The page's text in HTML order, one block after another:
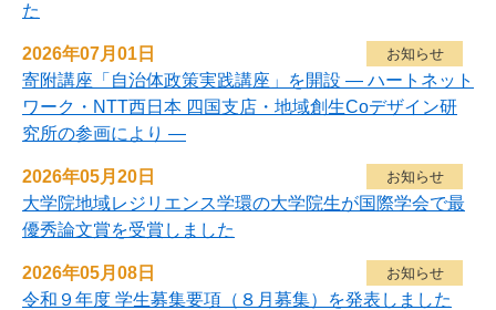
た
2026年07月01日 お知らせ
寄附講座「自治体政策実践講座」を開設 ― ハートネット
ワーク・NTT西日本 四国支店・地域創生Coデザイン研
究所の参画により ―
2026年05月20日 お知らせ
大学院地域レジリエンス学環の大学院生が国際学会で最
優秀論文賞を受賞しました
2026年05月08日 お知らせ
令和９年度 学生募集要項（８月募集）を発表しました